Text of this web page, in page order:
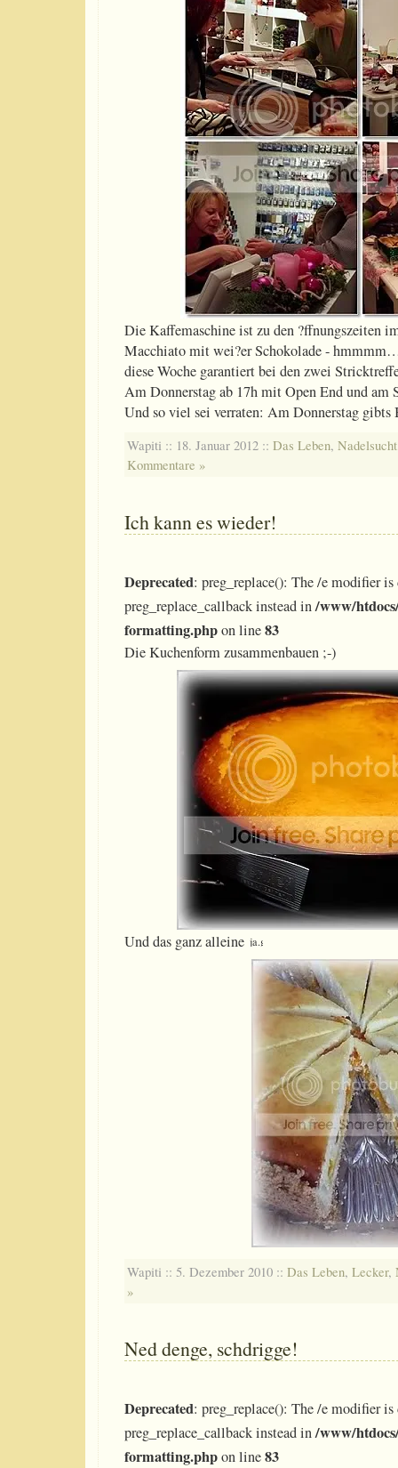
Die Kaffemaschine ist zu den ?ffnungszeiten
Macchiato mit wei?er Schokolade -
diese Woche garantiert bei den zwei
Am Donnerstag ab 17h mit Open End und am
Und so viel sei verraten: Am Donnerstag gibts
Wapiti :: 18. Januar 2012 :: Das Leben, Nadelsucht
Kommentare »
Ich kann es wieder!
Deprecated: preg_replace(): The /e modifier is
preg_replace_callback instead in/www/
formatting.phpon line83
Die Kuchenform zusammenbauen ;-)
Und das ganz alleine
Wapiti :: 5. Dezember 2010 :: Das Leben, Lecker,
»
Ned denge, schdrigge!
Deprecated: preg_replace(): The /e modifier is
preg_replace_callback instead in/www/
formatting.phpon line83